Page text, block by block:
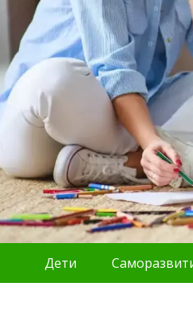
Дети